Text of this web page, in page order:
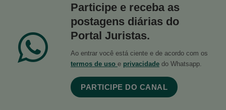
Participe e receba as
postagens diárias do
Portal Juristas.
Ao entrar você está ciente e de acordo com os
termos de uso e privacidade do Whatsapp.
PARTICIPE DO CANAL